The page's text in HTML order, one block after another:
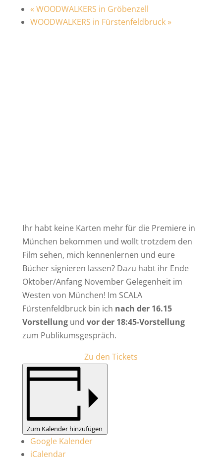
« WOODWALKERS in Gröbenzell
WOODWALKERS in Fürstenfeldbruck»
Ihr habt keine Karten mehr für die Premiere in
München bekommen und wollt trotzdem den
Film sehen, mich kennenlernen und eure
Bücher signieren lassen? Dazu habt ihr Ende
Oktober/Anfang November Gelegenheit im
Westen von München! Im SCALA
Fürstenfeldbruck bin ich nach der 16.15
Vorstellungund vor der 18:45-Vorstellung
zum Publikumsgespräch.
Zu den Tickets
Zum Kalender hinzufügen
Google Kalender
iCalendar